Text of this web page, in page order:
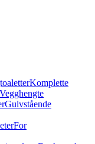
Komplette
Vegghengte
Gulvstående
For